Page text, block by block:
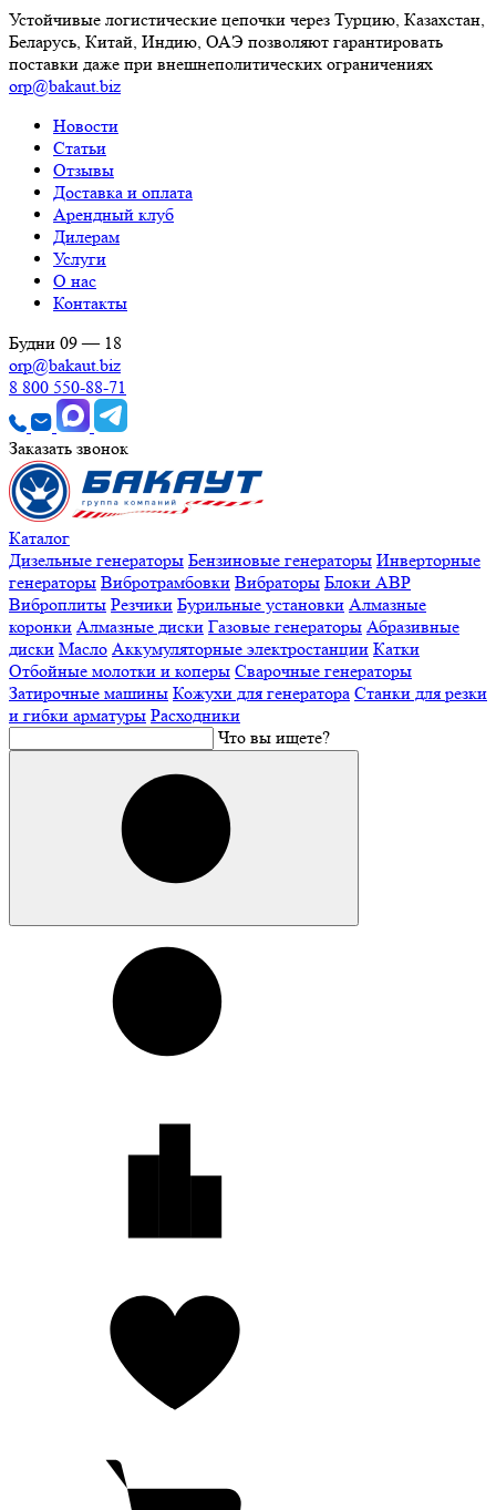
Устойчивые логистические цепочки через Турцию, Казахстан,
Беларусь, Китай, Индию, ОАЭ позволяют гарантировать
поставки даже при внешнеполитических ограничениях
orp@bakaut.biz
Новости
Статьи
Отзывы
Доставка и оплата
Арендный клуб
Дилерам
Услуги
О нас
Контакты
Будни 09 — 18
orp@bakaut.biz
8 800 550-88-71
Заказать звонок
Каталог
Дизельные генераторы Бензиновые генераторы Инверторные
генераторы Вибротрамбовки Вибраторы Блоки АВР
Виброплиты Резчики Бурильные установки Алмазные
коронки Алмазные диски Газовые генераторы Абразивные
диски Масло Аккумуляторные электростанции Катки
Отбойные молотки и коперы Сварочные генераторы
Затирочные машины Кожухи для генератора Станки для резки
и гибки арматуры Расходники
Что вы ищете?